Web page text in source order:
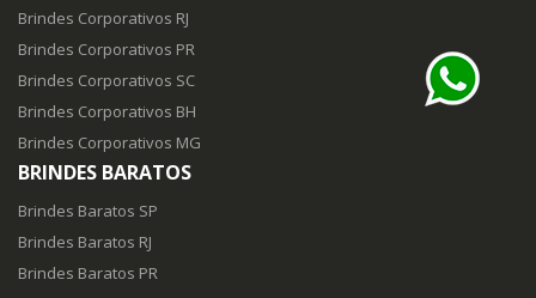
Brindes Corporativos RJ
Brindes Corporativos PR
Brindes Corporativos SC
Brindes Corporativos BH
Brindes Corporativos MG
BRINDES BARATOS
Brindes Baratos SP
Brindes Baratos RJ
Brindes Baratos PR